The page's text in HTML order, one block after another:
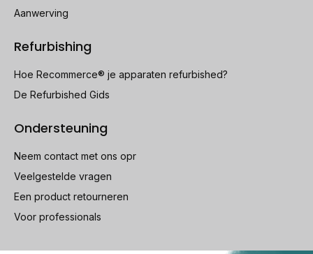
Aanwerving
Refurbishing
Hoe Recommerce® je apparaten refurbished?
De Refurbished Gids
Ondersteuning
Neem contact met ons opr
Veelgestelde vragen
Een product retourneren
Voor professionals